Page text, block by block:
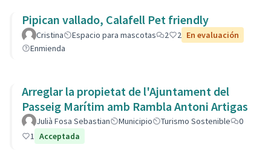
Pipican vallado, Calafell Pet friendly
Cristina Espacio para mascotas 2 2 En evaluación
Enmienda
Arreglar la propietat de l'Ajuntament del
Passeig Marítim amb Rambla Antoni Artigas
Julià Fosa Sebastian Municipio Turismo Sostenible
0
1 Acceptada